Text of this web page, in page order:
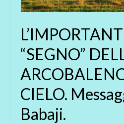
“SEGNO”
CIELO.
Babaji.